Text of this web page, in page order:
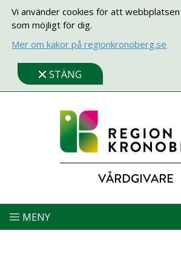
Vi använder cookies för att
som möjligt för dig.
Mer om kakor på regionkronoberg.se
STÄNG
VÅRDGIVARE
MENY